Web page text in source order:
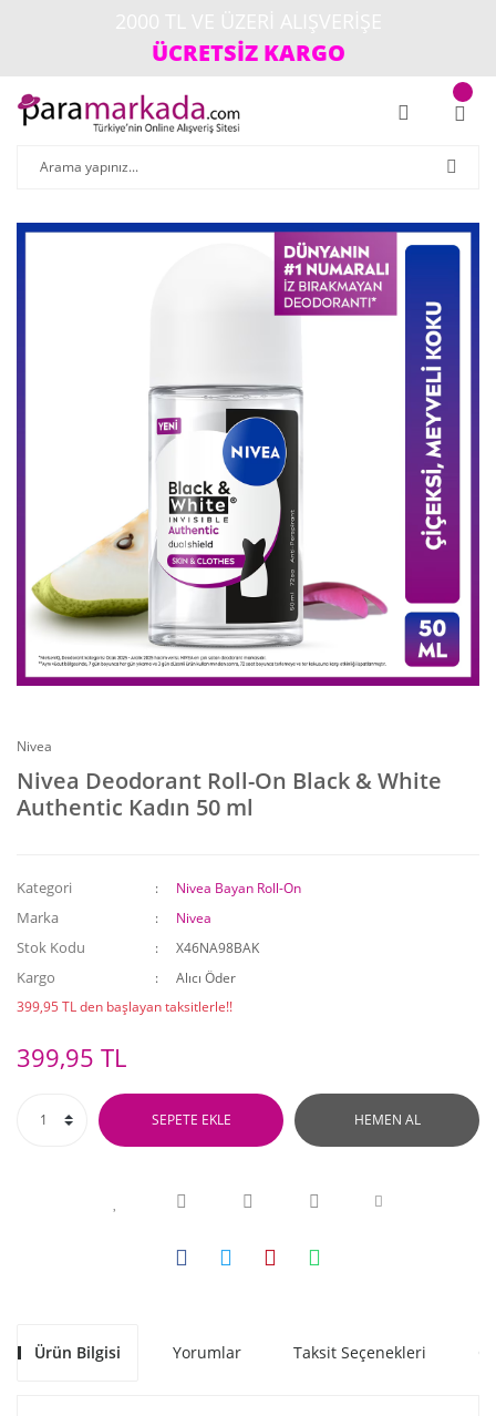
ÜCRETSİZ KARGO
Nivea
Nivea Deodorant Roll-On Black & White
Authentic Kadın 50 ml
Kategori Nivea Bayan Roll-On
Marka Nivea
Stok Kodu X46NA98BAK
Kargo
Alıcı Öder
399,95 TL den başlayan taksitlerle!!
399,95 TL
SEPETE EKLE HEMEN AL
Ürün Bilgisi Yorumlar Taksit Seçenekleri